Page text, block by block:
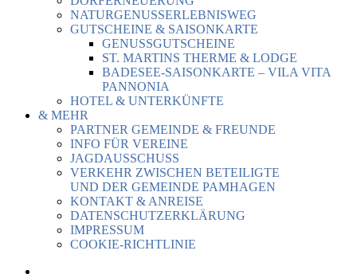
NATURGENUSSERLEBNISWEG
GUTSCHEINE & SAISONKARTE
GENUSSGUTSCHEINE
ST. MARTINS THERME & LODGE
BADESEE-SAISONKARTE – VILA VITA
PANNONIA
HOTEL & UNTERKÜNFTE
& MEHR
PARTNER GEMEINDE & FREUNDE
INFO FÜR VEREINE
JAGDAUSSCHUSS
VERKEHR ZWISCHEN BETEILIGTE
UND DER GEMEINDE PAMHAGEN
KONTAKT & ANREISE
DATENSCHUTZERKLÄRUNG
IMPRESSUM
COOKIE-RICHTLINIE